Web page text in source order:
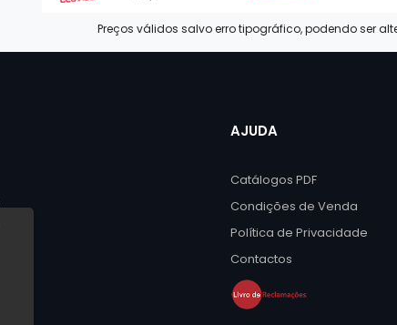
Preços válidos salvo erro tipográfico, podendo ser
AJUDA
Catálogos PDF
Condições de Venda
Política de Privacidade
Contactos